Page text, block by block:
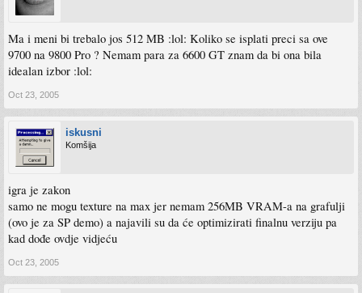
Ma i meni bi trebalo jos 512 MB :lol: Koliko se isplati preci sa ove
9700 na 9800 Pro ? Nemam para za 6600 GT znam da bi ona bila
idealan izbor :lol:
Oct 23, 2005
iskusni
Komšija
igra je zakon
samo ne mogu texture na max jer nemam 256MB VRAM-a na grafulji
(ovo je za SP demo) a najavili su da će optimizirati finalnu verziju pa
kad dođe ovdje vidjeću
Oct 23, 2005